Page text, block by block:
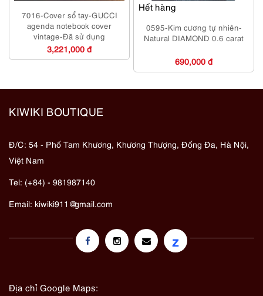
7016-Cover sổ tay-GUCCI
agenda notebook cover
vintage-Đã sử dụng
3,221,000 đ
Hết hàng
0595-Kim cương tự nhiên-
Natural DIAMOND 0.6 carat
690,000 đ
KIWIKI BOUTIQUE
Đ/C: 54 - Phố Tam Khương, Khương Thượng, Đống Đa, Hà Nội,
Việt Nam
Tel: (+84) - 981987140
Email: kiwiki911@gmail.com
z
Địa chỉ Google Maps: